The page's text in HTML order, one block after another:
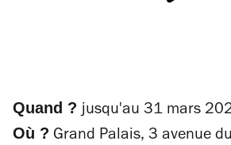
Quand ? jusqu'au 31 mars
Où ? Grand Palais, 3 avenue